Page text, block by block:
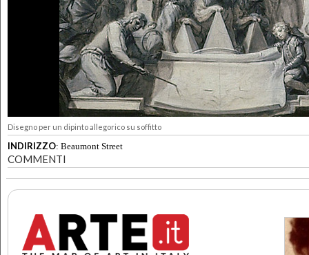
Disegno per un dipinto allegorico su soffitto
INDIRIZZO: Beaumont Street
COMMENTI